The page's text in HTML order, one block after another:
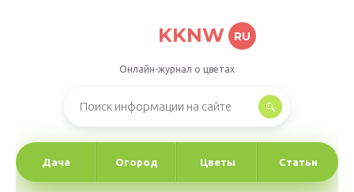
KKNW RU
Онлайн-журнал о цветах
Дача Огород Цветы Статьи